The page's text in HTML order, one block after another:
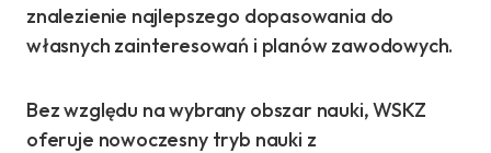
znalezienie najlepszego dopasowania do
własnych zainteresowań i planów zawodowych.
Bez względu na wybrany obszar nauki, WSKZ
oferuje nowoczesny tryb nauki z